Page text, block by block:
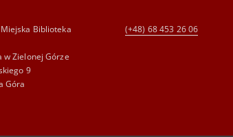
Biblioteka
w Zielonej Górze
9
Góra
(+48) 68 453 26 06